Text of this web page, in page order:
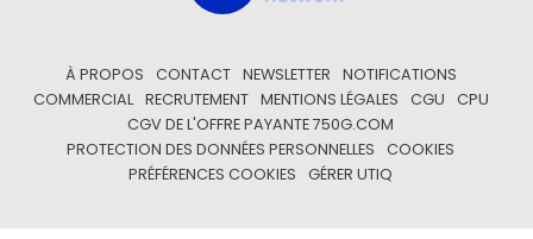
À PROPOS CONTACT NEWSLETTER
NOTIFICATIONS
COMMERCIAL
RECRUTEMENT MENTIONS LÉGALES CGU
CPU
CGV DE L'OFFRE PAYANTE 750G.COM
PROTECTION DES DONNÉES PERSONNELLES
COOKIES
PRÉFÉRENCES COOKIES
GÉRER UTIQ